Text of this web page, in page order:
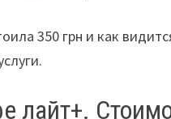
350 грн и как
лайт+.